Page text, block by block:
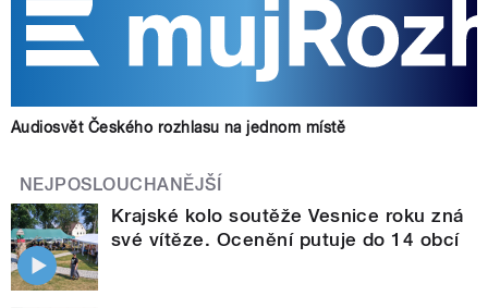
Audiosvět Českého rozhlasu na jednom místě
NEJPOSLOUCHANĚJŠÍ
Krajské kolo soutěže Vesnice roku zná
své vítěze. Ocenění putuje do 14 obcí